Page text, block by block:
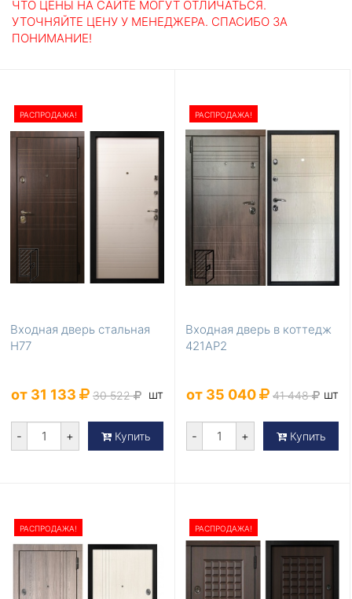
ЧТО ЦЕНЫ НА САЙТЕ МОГУТ ОТЛИЧАТЬСЯ.
УТОЧНЯЙТЕ ЦЕНУ У МЕНЕДЖЕРА. СПАСИБО ЗА
ПОНИМАНИЕ!
РАСПРОДАЖА!
Входная дверь стальная
H77
от 31 133 30 522 шт
- + Купить
РАСПРОДАЖА!
Входная дверь в коттедж
421АР2
от 35 040 41 448 шт
- + Купить
РАСПРОДАЖА! РАСПРОДАЖА!